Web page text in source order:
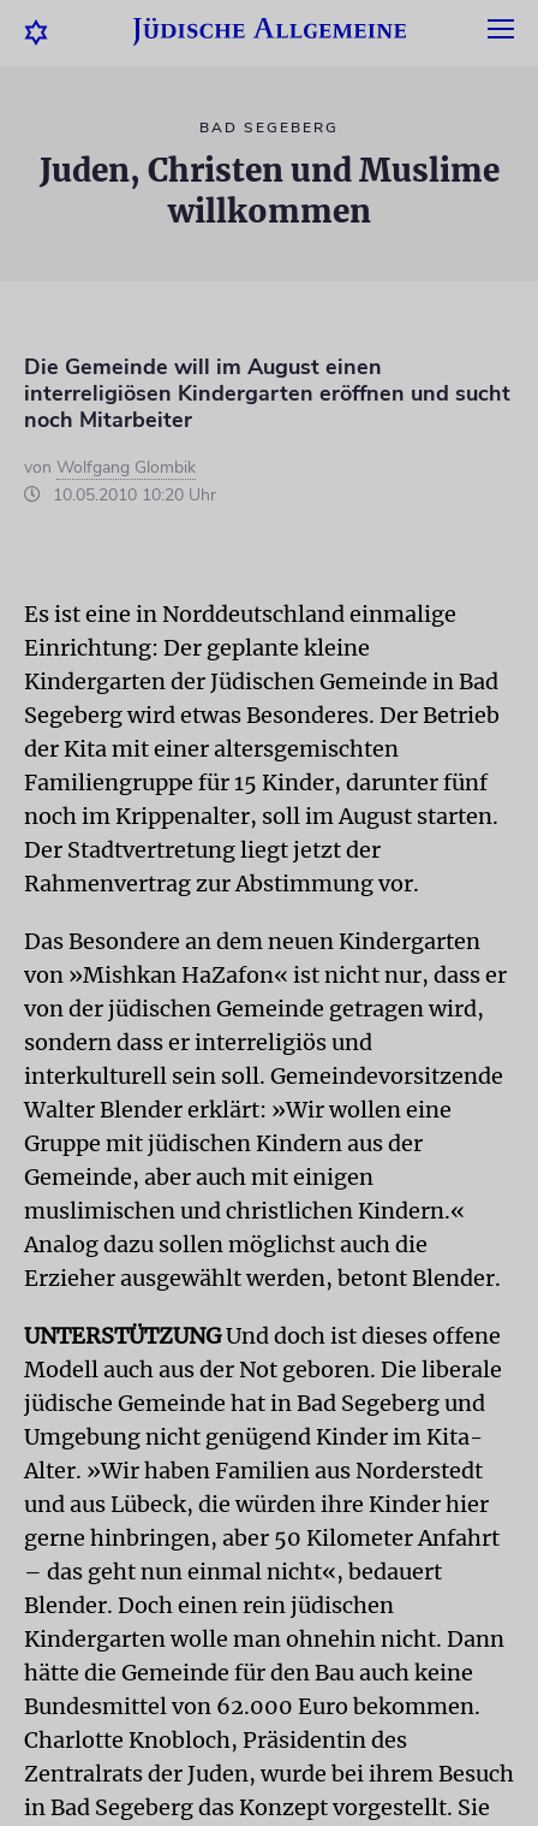
BAD SEGEBERG
Juden, Christen und Muslime
willkommen
Die Gemeinde will im August einen
interreligiösen Kindergarten eröffnen und sucht
noch Mitarbeiter
von Wolfgang Glombik
10.05.2010 10:20 Uhr
Es ist eine in Norddeutschland einmalige
Einrichtung: Der geplante kleine
Kindergarten der Jüdischen Gemeinde in Bad
Segeberg wird etwas Besonderes. Der Betrieb
der Kita mit einer altersgemischten
Familiengruppe für 15 Kinder, darunter fünf
noch im Krippenalter, soll im August starten.
Der Stadtvertretung liegt jetzt der
Rahmenvertrag zur Abstimmung vor.
Das Besondere an dem neuen Kindergarten
von »Mishkan HaZafon« ist nicht nur, dass er
von der jüdischen Gemeinde getragen wird,
sondern dass er interreligiös und
interkulturell sein soll. Gemeindevorsitzende
Walter Blender erklärt: »Wir wollen eine
Gruppe mit jüdischen Kindern aus der
Gemeinde, aber auch mit einigen
muslimischen und christlichen Kindern.«
Analog dazu sollen möglichst auch die
Erzieher ausgewählt werden, betont Blender.
UNTERSTÜTZUNGUnd doch ist dieses offene
Modell auch aus der Not geboren. Die liberale
jüdische Gemeinde hat in Bad Segeberg und
Umgebung nicht genügend Kinder im Kita-
Alter. »Wir haben Familien aus Norderstedt
und aus Lübeck, die würden ihre Kinder hier
gerne hinbringen, aber 50 Kilometer Anfahrt
– das geht nun einmal nicht«, bedauert
Blender. Doch einen rein jüdischen
Kindergarten wolle man ohnehin nicht. Dann
hätte die Gemeinde für den Bau auch keine
Bundesmittel von 62.000 Euro bekommen.
Charlotte Knobloch, Präsidentin des
Zentralrats der Juden, wurde bei ihrem Besuch
in Bad Segeberg das Konzept vorgestellt. Sie